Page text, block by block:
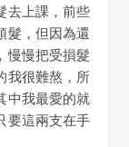
去上課，前些
髮，但因為還
慢慢把受損髮
我很難熬，所
中我最愛的就
要這兩支在手